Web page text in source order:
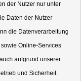
der Nutzer nur unter
Daten der Nutzer
die Datenverarbeitung
Online-Services
aufgrund unserer
und Sicherheit